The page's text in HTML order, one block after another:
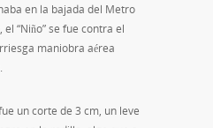
en la bajada del Metro
“Niño” se fue contra el
maniobra aérea
un corte de 3 cm, un leve